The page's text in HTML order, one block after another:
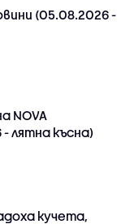
(05.08.2026 -
NOVA
лятна късна)
кучета,